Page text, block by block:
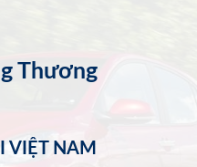
Thương
VIỆT NAM